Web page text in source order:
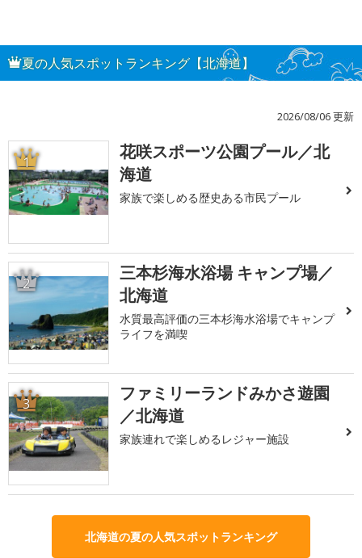
夏の人気スポットランキング【北海道】
2026/08/06 更新
1
花咲スポーツ公園プール／北
海道
家族で楽しめる歴史ある市民プール
2
三本杉海水浴場 キャンプ場／
北海道
水質最高評価の三本杉海水浴場でキャンプ
ライフを満喫
3
ファミリーランドみかさ遊園
／北海道
家族連れで楽しめるレジャー施設
北海道の夏の人気スポットランキング